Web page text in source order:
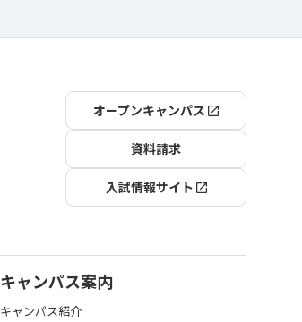
オープンキャンパス
資料請求
入試情報サイト
キャンパス案内
キャンパス紹介